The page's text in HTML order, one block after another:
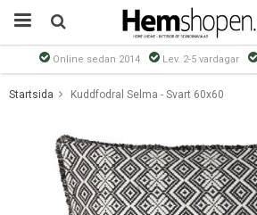
Online sedan 2014 Lev. 2-5 vardagar
Startsida Kuddfodral Selma - Svart 60x60